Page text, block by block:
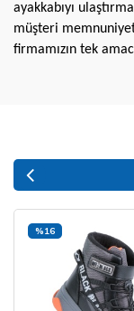
ayakkabıyı
müşteri
firmamızın tek
%16